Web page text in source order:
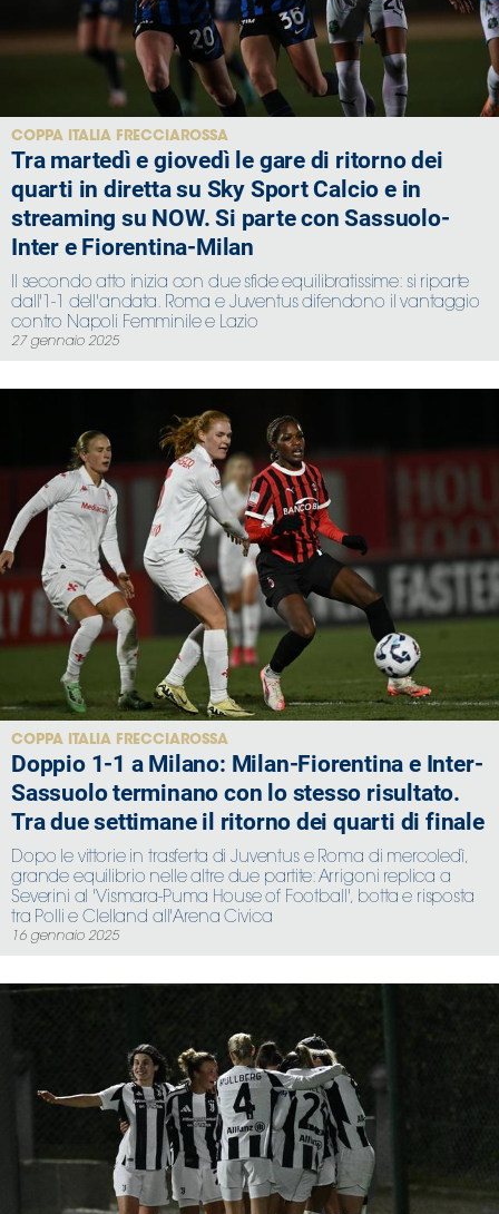
COPPA ITALIA FRECCIAROSSA
Tra martedì e giovedì le gare di ritorno dei
quarti in diretta su Sky Sport Calcio e in
streaming su NOW. Si parte con Sassuolo-
Inter e Fiorentina-Milan
Il secondo atto inizia con due sfide equilibratissime: si riparte
dall'1-1 dell'andata. Roma e Juventus difendono il vantaggio
contro Napoli Femminile e Lazio
27 gennaio 2025
COPPA ITALIA FRECCIAROSSA
Doppio 1-1 a Milano: Milan-Fiorentina e Inter-
Sassuolo terminano con lo stesso risultato.
Tra due settimane il ritorno dei quarti di finale
Dopo le vittorie in trasferta di Juventus e Roma di mercoledì,
grande equilibrio nelle altre due partite: Arrigoni replica a
Severini al 'Vismara-Puma House of Football', botta e risposta
tra Polli e Clelland all'Arena Civica
16 gennaio 2025